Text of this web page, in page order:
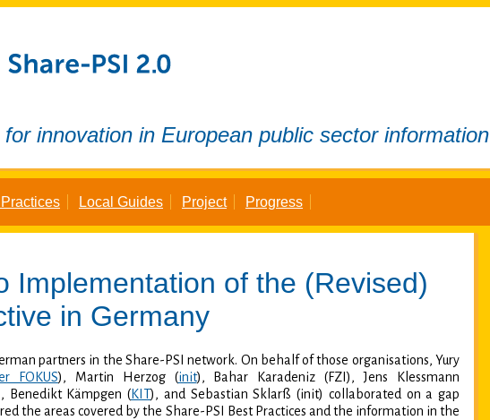
innovation in European public sector information
Local Guides Project Progress
Implementation of the (Revised)
in Germany
partners in the Share-PSI network. On behalf of those organisations, Yury
FOKUS), Martin Herzog (init), Bahar Karadeniz (FZI), Jens Klessmann
Benedikt Kämpgen (KIT), and Sebastian Sklarß (init) collaborated on a gap
the areas covered by the Share-PSI Best Practices and the information in the